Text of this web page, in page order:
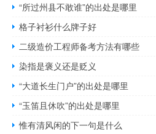
“所过州县不敢谁”的出处是哪里
格子衬衫什么牌子好
二级造价工程师备考方法有哪些
染指是褒义还是贬义
“大道长生门户”的出处是哪里
“玉笛且休吹”的出处是哪里
惟有清风闲的下一句是什么